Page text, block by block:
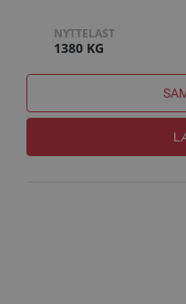
NYTTELAST
1380 KG